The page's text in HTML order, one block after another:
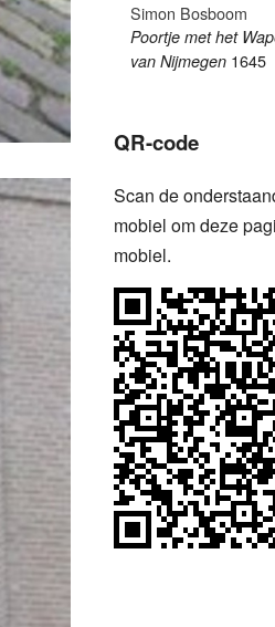
Simon Bosboom
Poortje met het
van Nijmegen 1645
QR-code
Scan de
mobiel om deze
mobiel.